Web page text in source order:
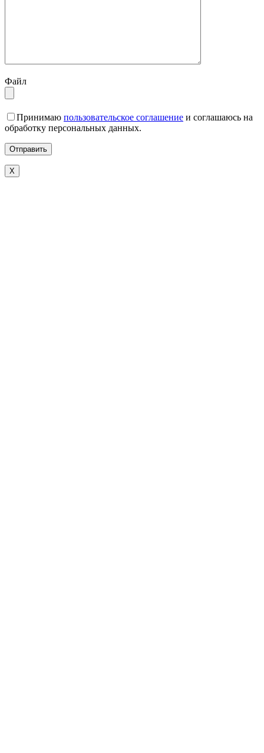
Файл
Принимаю пользовательское соглашение и соглашаюсь на
обработку персональных данных.
X